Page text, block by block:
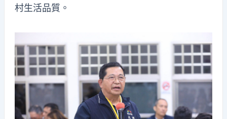
村生活品質。